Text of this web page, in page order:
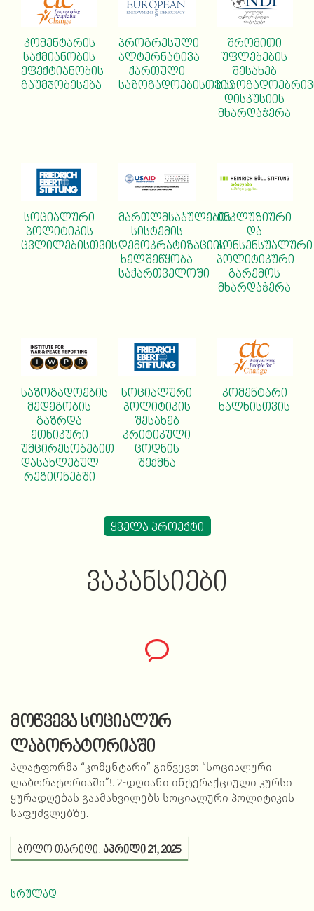
კომენტარის
საქმიანობის
ეფექტიანობის
გაუმჯობესება
პროგრესული
ალტერნატივა
ქართული
საზოგადოებისთვის
შრომითი
უფლებების
შესახებ
დისკუსიის
მხარდაჭერა
სოციალური
პოლიტიკის
ცვლილებისთვის
მართლმსაჯულების
სისტემის
დემოკრატიზაციის
ხელშეწყობა
საქართველოში
ინკლუზიური
და
კონსენსუალური
პოლიტიკური
გარემოს
მხარდაჭერა
საზოგადოების
მედეგობის
გაზრდა
ეთნიკური
უმცირესობებით
დასახლებულ
რეგიონებში
სოციალური
პოლიტიკის
შესახებ
კრიტიკული
ცოდნის
შექმნა
კომენტარი
ხალხისთვის
ყველა პროექტი
ᲕᲐᲙᲐᲜᲡᲘᲔᲑᲘ
მოწვევა სოციალურ
ლაბორატორიაში
პლატფორმა “კომენტარი” გიწვევთ “სოციალური
ლაბორატორიაში”!. 2-დღიანი ინტერაქციული კურსი
ყურადღებას გაამახვილებს სოციალური პოლიტიკის
საფუძვლებზე.
ბოლო თარიღი: აპრილი 21, 2025
სრულად